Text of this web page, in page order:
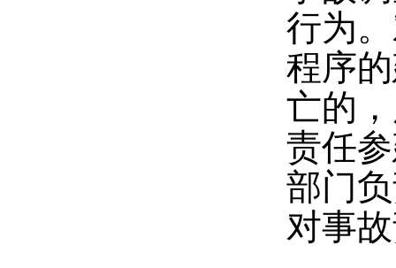
行为
程序
亡的
责任
部门
对事